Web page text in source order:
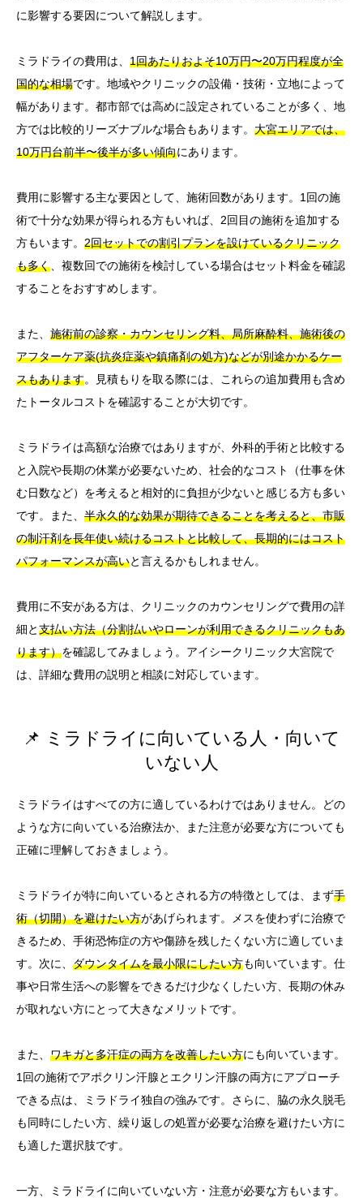
に影響する要因について解説します。
ミラドライの費用は、 1回あたりおよそ10万円〜20万円程度が全
国的な相場です。地域やクリニックの設備・技術・立地によって
幅があります。都市部では高めに設定されていることが多く、地
方では比較的リーズナブルな場合もあります。 大宮エリアでは、
10万円台前半〜後半が多い傾向にあります。
費用に影響する主な要因として、施術回数があります。1回の施
術で十分な効果が得られる方もいれば、2回目の施術を追加する
方もいます。 2回セットでの割引プランを設けているクリニック
も多く 、複数回での施術を検討している場合はセット料金を確認
することをおすすめします。
また、 施術前の診察・カウンセリング料、局所麻酔料、施術後の
アフターケア薬(抗炎症薬や鎮痛剤の処方)などが別途かかるケー
スもあります。見積もりを取る際には、これらの追加費用も含め
たトータルコストを確認することが大切です。
ミラドライは高額な治療ではありますが、外科的手術と比較する
と入院や長期の休業が必要ないため、社会的なコスト（仕事を休
む日数など）を考えると相対的に負担が少ないと感じる方も多い
です。また、 半永久的な効果が期待できることを考えると、市販
の制汗剤を長年使い続けるコストと比較して、長期的にはコスト
パフォーマンスが高いと言えるかもしれません。
費用に不安がある方は、クリニックのカウンセリングで費用の詳
細と支払い方法（分割払いやローンが利用できるクリニックもあ
ります）を確認してみましょう。アイシークリニック大宮院で
は、詳細な費用の説明と相談に対応しています。
📌 ミラドライに向いている人・向いて
いない人
ミラドライはすべての方に適しているわけではありません。どの
ような方に向いている治療法か、また注意が必要な方についても
正確に理解しておきましょう。
ミラドライが特に向いているとされる方の特徴としては、まず手
術（切開）を避けたい方があげられます。メスを使わずに治療で
きるため、手術恐怖症の方や傷跡を残したくない方に適していま
す。次に、 ダウンタイムを最小限にしたい方も向いています。仕
事や日常生活への影響をできるだけ少なくしたい方、長期の休み
が取れない方にとって大きなメリットです。
また、 ワキガと多汗症の両方を改善したい方にも向いています。
1回の施術でアポクリン汗腺とエクリン汗腺の両方にアプローチ
できる点は、ミラドライ独自の強みです。さらに、脇の永久脱毛
も同時にしたい方、繰り返しの処置が必要な治療を避けたい方に
も適した選択肢です。
一方、ミラドライに向いていない方・注意が必要な方もいます。